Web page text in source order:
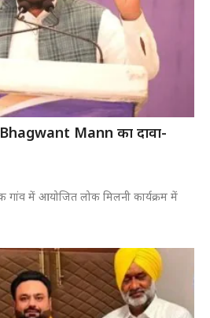
Mann का दावा-
में आयोजित लोक मिलनी कार्यक्रम में